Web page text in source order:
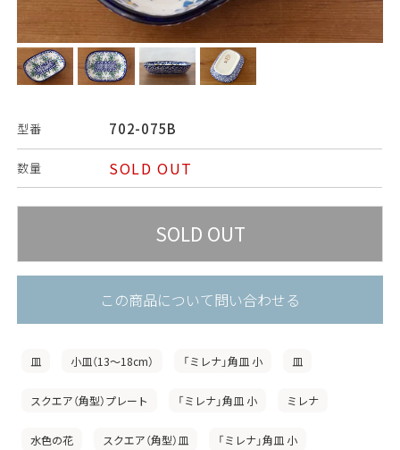
型番 702-075B
数量 SOLD OUT
この商品について問い合わせる
皿 小皿（13〜18cm） 「ミレナ」角皿 小 皿
スクエア（角型）プレート 「ミレナ」角皿 小 ミレナ
水色の花 スクエア（角型）皿 「ミレナ」角皿 小